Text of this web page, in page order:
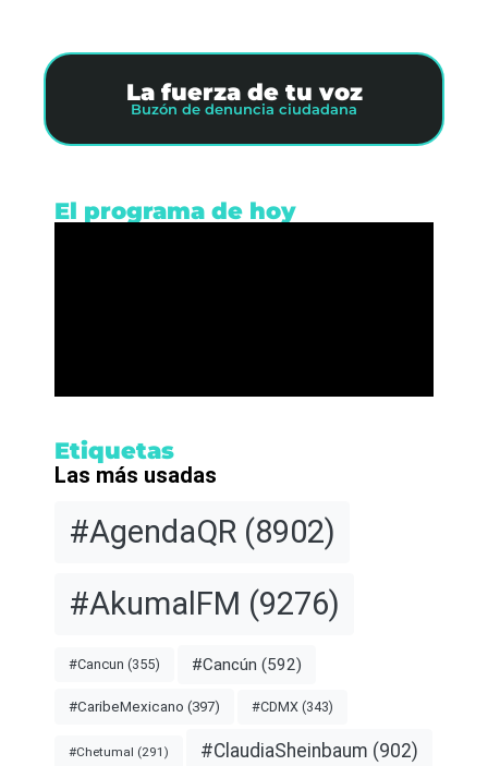
La fuerza de tu voz
Buzón de denuncia ciudadana
El programa de hoy
Etiquetas
Las más usadas
#AgendaQR (8902)
#AkumalFM (9276)
#Cancun (355) #Cancún (592)
#CaribeMexicano (397) #CDMX (343)
#Chetumal (291) #ClaudiaSheinbaum (902)